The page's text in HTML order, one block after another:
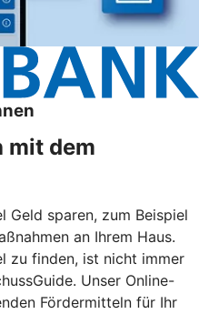
mit dem
Geld sparen, zum Beispiel
an Ihrem Haus.
zu finden, ist nicht immer
Unser Online-
Fördermitteln für Ihr